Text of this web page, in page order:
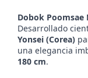
original
era:
99,60 €.
Dobok Poomsae
Desarrollado
Yonsei (Corea)
una elegancia
180 cm.